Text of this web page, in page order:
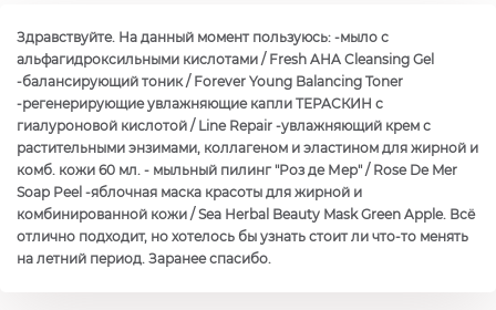
Здравствуйте. На данный момент пользуюсь: -мыло с
альфагидроксильными кислотами / Fresh AHA Cleansing Gel
-балансирующий тоник / Forever Young Balancing Toner
-регенерирующие увлажняющие капли ТЕРАСКИН с
гиалуроновой кислотой / Line Repair -увлажняющий крем с
растительными энзимами, коллагеном и эластином для жирной и
комб. кожи 60 мл. - мыльный пилинг "Роз де Мер" / Rose De Mer
Soap Peel -яблочная маска красоты для жирной и
комбинированной кожи / Sea Herbal Beauty Mask Green Apple. Всё
отлично подходит, но хотелось бы узнать стоит ли что-то менять
на летний период. Заранее спасибо.